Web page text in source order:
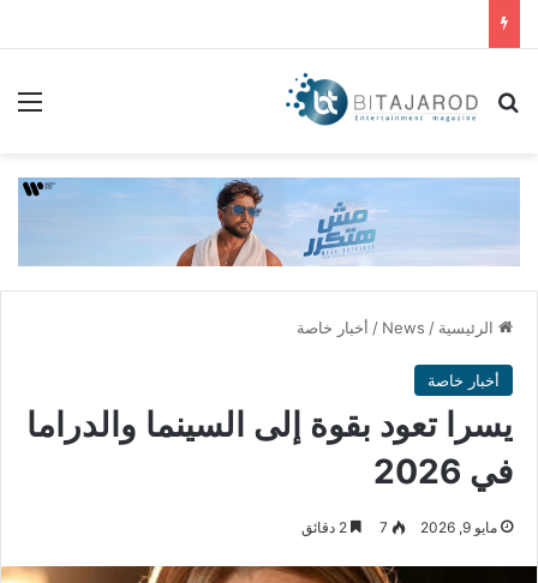
بحث عن
الرئيسية /
News
/ أخبار خاصة
أخبار خاصة
يسرا تعود بقوة إلى السينما والدراما
في 2026
مايو 9, 2026 7